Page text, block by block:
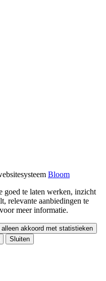
Bloom
goed te laten werken, inzicht
relevante aanbiedingen te
meer informatie.
alleen akkoord met statistieken
Sluiten